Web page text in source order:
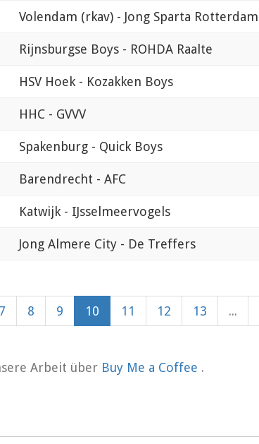
Volendam (rkav) - Jong Sparta Rotterdam
Rijnsburgse Boys - ROHDA Raalte
HSV Hoek - Kozakken Boys
HHC - GVVV
Spakenburg - Quick Boys
Barendrecht - AFC
Katwijk - IJsselmeervogels
Jong Almere City - De Treffers
7 8 9 10 11 12 13 ...
Arbeit über Buy Me a Coffee .